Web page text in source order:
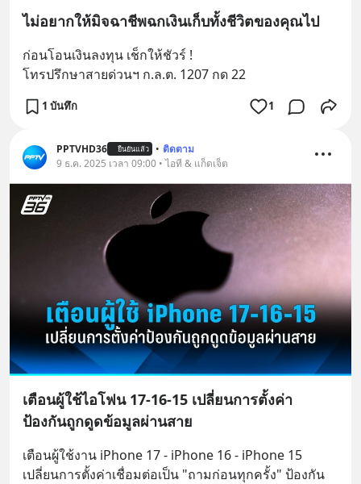
ไม่อยากให้มิจฉาชีพฉกเงินเก็บทั้งชีวิตของคุณไป
ก่อนโอนเงินลงทุน เช็กให้ชัวร์ !
โทรปรึกษาสายด่วนฯ ก.ล.ต. 1207 กด 22
1 บันทึก 1
PPTVHD36 ยืนยันแล้ว • ติดตาม
9 ธ.ค. 2025 เวลา 09:00 • ไอที & แก็ดเจ็ต
เตือนผู้ใช้ไอโฟน 17-16-15 เปลี่ยนการตั้งค่า
ป้องกันถูกดูดข้อมูลผ่านสาย
เตือนผู้ใช้งาน iPhone 17 - iPhone 16 - iPhone 15
เปลี่ยนการตั้งค่าเชื่อมต่อเป็น "ถามก่อนทุกครั้ง" ป้องกัน